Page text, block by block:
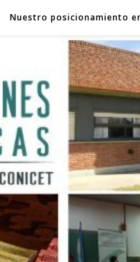
Nuestro posicionamiento